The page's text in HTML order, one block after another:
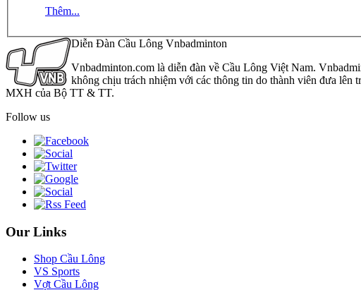
Thêm...
Diễn Đàn Cầu Lông Vnbadminton
Vnbadminton.com là diễn đàn về Cầu Lông Việt Nam.
không chịu trách nhiệm với các thông tin do thành viên đưa lên
MXH của Bộ TT & TT.
Follow us
Our Links
Shop Cầu Lông
VS Sports
Vợt Cầu Lông